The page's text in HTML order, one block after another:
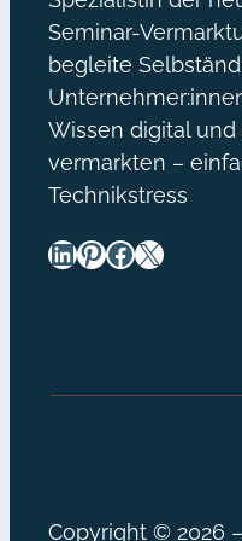
Seminar-
begleite
Wissen digital
vermarkten –
Technikstress
LinkedIn Pinterest Facebook X
Copyright © 2026